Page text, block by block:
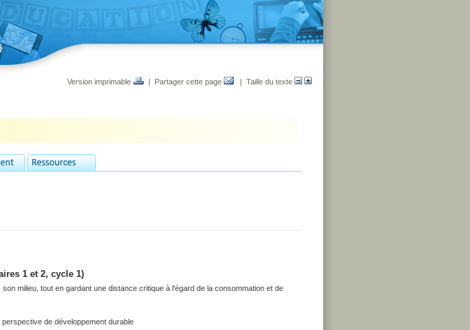
Version imprimable | Partager cette page | Taille du texte
1 et 2, cycle 1)
milieu, tout en gardant une distance critique à l'égard de la consommation et de
de développement durable